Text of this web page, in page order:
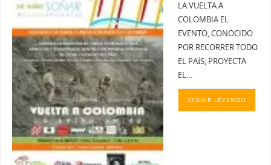
LA VUELTA A
COLOMBIA EL
EVENTO, CONOCIDO
POR RECORRER TODO
EL PAÍS, PROYECTA
EL…
SEGUIR LEYENDO